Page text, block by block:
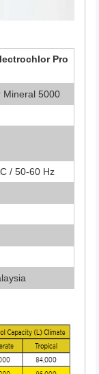
Pro
Mineral 5000
/ 50-60 Hz